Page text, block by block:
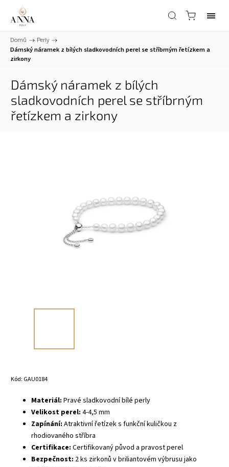
Domů / Perly /
Dámský náramek z bílých sladkovodních perel se stříbrným řetízkem a
zirkony
Dámský náramek z bílých
sladkovodních perel se stříbrným
řetízkem a zirkony
Kód: GAU0184
Materiál: Pravé sladkovodní bílé perly
Velikost perel: 4-4,5 mm
Zapínání: Atraktivní řetízek s funkční kuličkou z
rhodiovaného stříbra
Certifikace: Certifikovaný původ a pravost perel
Bezpečnost: 2 ks zirkonů v briliantovém výbrusu jako